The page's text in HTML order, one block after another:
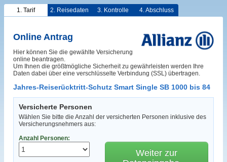
1. Tarif 2. Reisedaten 3. Kontrolle 4. Abschluss
Online Antrag
Hier können Sie die gewählte Versicherung
online beantragen.
Um Ihnen die größtmögliche Sicherheit zu gewährleisten werden Ihre
Daten dabei über eine verschlüsselte Verbindung (SSL) übertragen.
Jahres-Reiserücktritt-Schutz Smart Single SB 1000 bis 84
Versicherte Personen
Wählen Sie bitte die Anzahl der versicherten Personen inklusive des
Versicherungsnehmers aus:
Anzahl Personen:
Weiter zur